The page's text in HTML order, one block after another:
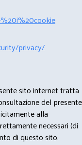
privacy/
sito internet tratta
del presente
alla
necessari (di
di questo sito.